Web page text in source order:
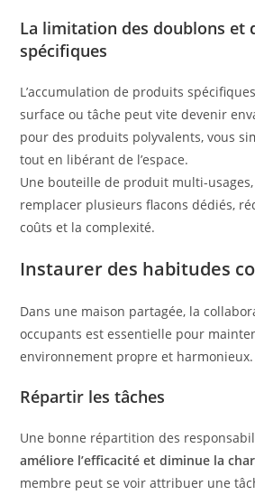
La limitation des doublons et
spécifiques
L’accumulation de produits
surface ou tâche peut vite devenir
pour des produits polyvalents, vous
tout en libérant de l’espace.
Une bouteille de produit multi-
remplacer plusieurs flacons dédiés,
coûts et la complexité.
Instaurer des habitudes
Dans une maison partagée, la
occupants est essentielle pour
environnement propre et harmonieux.
Répartir les tâches
Une bonne répartition des
améliore l’efficacité et diminue la
membre peut se voir attribuer une